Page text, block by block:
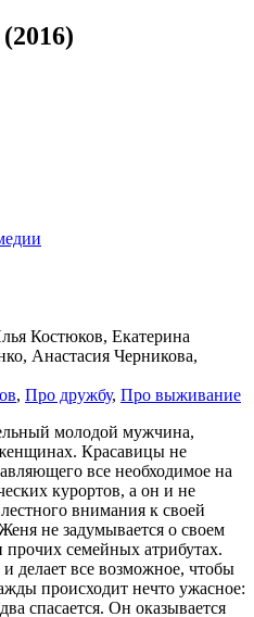
Костюков, Екатерина
Анастасия Черникова,
, Про друж­бу, Про вы­жи­ва­ние
молодой мужчина,
Красавицы не
все необходимое на
курортов, а он и не
внимания к своей
не задумывается о своем
семейных атрибутах.
делает все возможное, чтобы
происходит нечто ужасное:
спасается. Он оказывается